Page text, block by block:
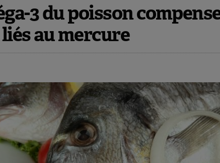
3 du poisson
au mercure